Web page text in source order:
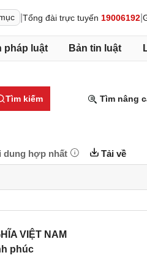
Tổng đài trực tuyến 19006192
pháp luật Bản tin luật
Tìm kiếm Tìm nâng
dung hợp nhất Tải về
VIỆT NAM
phúc